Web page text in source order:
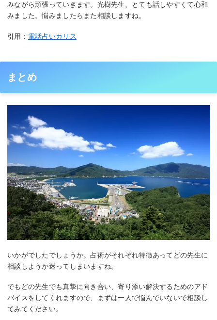
みながら頑張っていきます。光樹先生、とても話しやすくて心和
みました。悩みましたらまた相談しますね。
引用： 電話占いカリス
まとめ
いかがでしたでしょうか。占術がそれぞれ特徴あってどの先生に
相談しようか迷ってしまいますね。
でもどの先生でも真摯に向き合い、寄り添い解決するためのアド
バイスをしてくれますので、まずは一人で悩んでいないで相談し
てみてください。